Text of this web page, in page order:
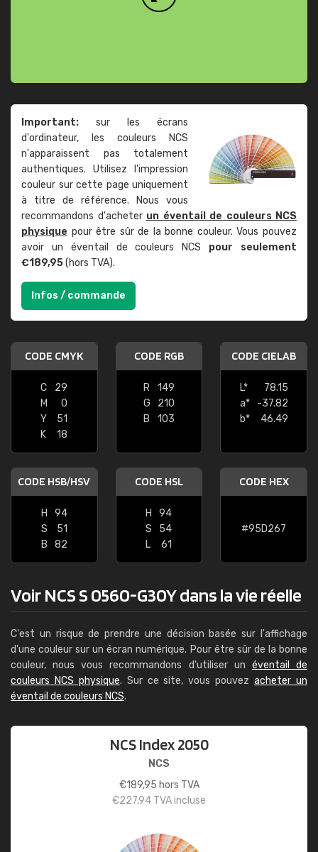
Important: sur les écrans
d'ordinateur, les couleurs NCS
n'apparaissent pas totalement
authentiques. Utilisez l'impression
couleur sur cette page uniquement
à titre de référence. Nous vous
recommandons d'acheter un éventail de couleurs NCS
physique pour être sûr de la bonne couleur. Vous pouvez
avoir un éventail de couleurs NCS pour seulement
€189,95(hors TVA).
Infos / commande
CODE CMYK
C
29
M
0
Y
51
K
18
CODE RGB
R
149
G
210
B
103
CODE CIELAB
L*
78.15
a*
-37.82
b*
46.49
CODE HSB/HSV
H
94
S
51
B
82
CODE HSL
H
94
S
54
L
61
CODE HEX
#95D267
Voir NCS S 0560-G30Y dans la vie réelle
C'est un risque de prendre une décision basée sur l'affichage
d'une couleur sur un écran numérique. Pour être sûr de la bonne
couleur, nous vous recommandons d'utiliser un éventail de
couleurs NCS physique. Sur ce site, vous pouvezacheter un
éventail de couleurs NCS.
NCS Index 2050
NCS
€189,95 hors TVA
€227,94 TVA incluse